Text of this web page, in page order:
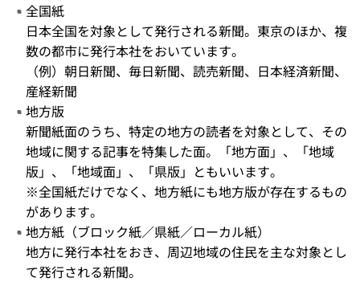
全国紙
日本全国を対象として発行される新聞。東京のほか、複
数の都市に発行本社をおいています。
（例）朝日新聞、毎日新聞、読売新聞、日本経済新聞、
産経新聞
地方版
新聞紙面のうち、特定の地方の読者を対象として、その
地域に関する記事を特集した面。「地方面」、「地域
版」、「地域面」、「県版」ともいいます。
※全国紙だけでなく、地方紙にも地方版が存在するもの
があります。
地方紙（ブロック紙／県紙／ローカル紙）
地方に発行本社をおき、周辺地域の住民を主な対象とし
て発行される新聞。